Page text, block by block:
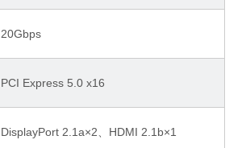
20Gbps
PCI Express 5.0 x16
DisplayPort 2.1a×2、HDMI 2.1b×1